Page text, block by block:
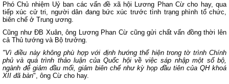
Phó Chủ nhiệm Uỷ ban các vấn đề xã hội Lương Phan Cừ cho hay, qua
tiếp xúc cử tri, người dân đang bức xúc trước tình trạng phình tổ chức,
biên chế ở Trung ương.
Cũng như ĐB Xuân, ông Lương Phan Cừ cũng gửi chất vấn đồng thời lên
cả Thủ tướng và Bộ trưởng.
"Vì điều này không phù hợp với định hướng thể hiện trong tờ trình Chính
phủ và quá trình thảo luận của Quốc hội về việc sáp nhập một số bộ,
ngành để giảm đầu mối, giảm biên chế như kỳ họp đầu tiên của QH khoá
XII đã bàn", ông Cừ cho hay.